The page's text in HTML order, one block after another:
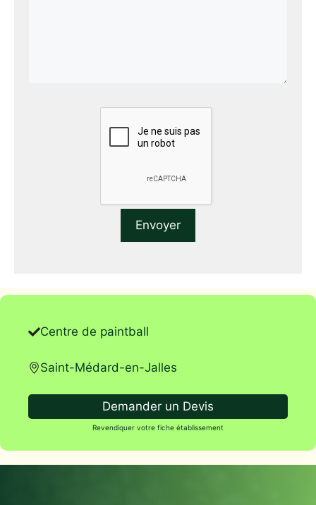
Centre de paintball
Saint-Médard-en-Jalles
Demander un Devis
Revendiquer votre fiche établissement